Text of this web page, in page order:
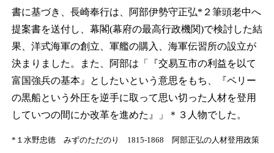
書に基づき、長崎奉行は、阿部伊勢守正弘* ２ 筆頭老中へ
提案書を送付し、幕閣(幕府の最高行政機関)で検討した結
果、洋式海軍の創立、軍艦の購入、海軍伝習所の設立が
決まりました。また、阿部は「『交易互市の利益を以て
富国強兵の基本』としたいという意思をもち、『ペリー
の黒船という外圧を逆手に取って思い切った人材を登用
していつの間にか改革を進めた』」
＊３ 人物でした。
* １ 水野忠徳 みずのただのり 1815-1868 阿部正弘の人材登用政策